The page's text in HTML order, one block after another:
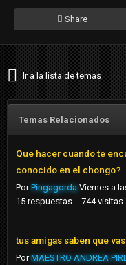
Share
Ir a la lista de temas
Temas Relacionados
Que hacer cuando te
conocido en el chongo?
PorPingagorda Viernes a
15 respuestas 744 visitas
tus amigas saben que
PorMAESTRO ANDREA